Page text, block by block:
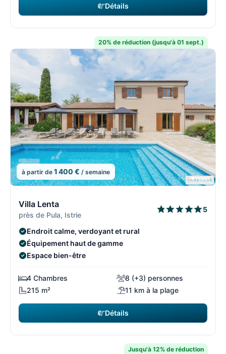
Détails
20% de réduction (jusqu'à 01 sept.)
à partir de 1 400 € / semaine
Villa Lenta
près de Pula, Istrie
5
Endroit calme, verdoyant et rural
Équipement haut de gamme
Espace bien-être
4 Chambres
8 (+3) personnes
215 m²
11 km à la plage
Détails
Jusqu'à 12% de réduction